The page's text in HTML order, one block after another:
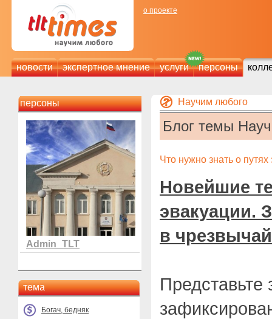
о проекте
новости экспертное мнение услуги персоны
персоны
Admin_TLT
тема
Богач, бедняк
Научим любого
Блог темы
Что нужно знать о путях
Новейшие
эвакуации.
в
Представьте